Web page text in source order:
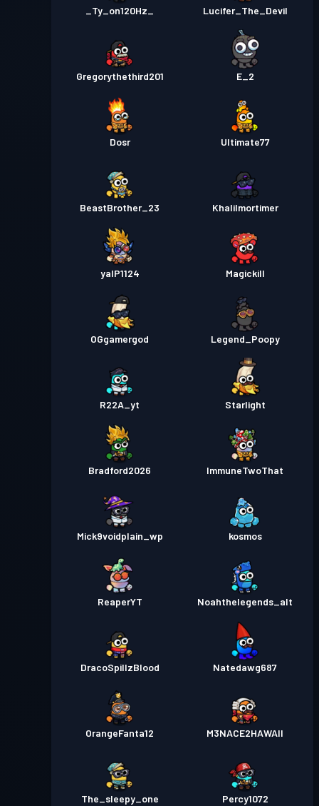
_Ty_on120Hz_ Lucifer_The_Devil
Gregorythethird201 E_2
Dosr Ultimate77
BeastBrother_23 Khalilmortimer
yalP1124 Magickill
OGgamergod Legend_Poopy
R22A_yt Starlight
Bradford2026 ImmuneTwoThat
Mick9voidplain_wp kosmos
ReaperYT Noahthelegends_alt
DracoSpillzBlood Natedawg687
OrangeFanta12 M3NACE2HAWAII
The_sleepy_one Percy1072